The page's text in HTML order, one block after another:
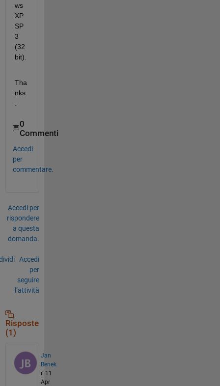
ws
XP
SP
3
(32
bit).
Tha
nks
0
Commenti
Accedi
per
commentare.
Accedi per
rispondere
a questa
domanda.
Accedi
per
seguire
l’attività
Risposte
(1)
Jan
Benek
il 11
Apr